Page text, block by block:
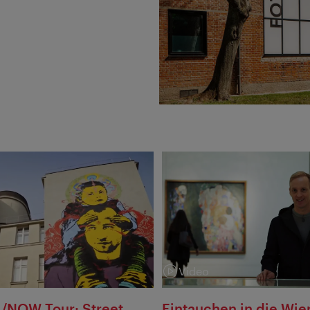
Kategorie:
Video